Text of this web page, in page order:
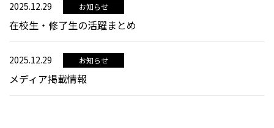
2025.12.29 お知らせ
在校生・修了生の活躍まとめ
2025.12.29 お知らせ
メディア掲載情報